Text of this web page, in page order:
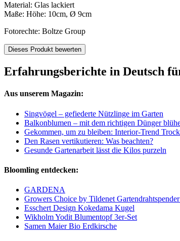
Material: Glas lackiert
Maße: Höhe: 10cm, Ø 9cm
Fotorechte: Boltze Group
Dieses Produkt bewerten
Erfahrungsberichte in Deutsch
Aus unserem Magazin:
Singvögel – gefiederte Nützlinge im Garten
Balkonblumen – mit dem richtigen Dünger
Gekommen, um zu bleiben: Interior-Trend
Den Rasen vertikutieren: Was beachten?
Gesunde Gartenarbeit lässt die Kilos purzeln
Bloomling entdecken:
GARDENA
Growers Choice by Tildenet
Esschert Design Kokedama Kugel
Wikholm Yodit Blumentopf 3er-Set
Samen Maier Bio Erdkirsche